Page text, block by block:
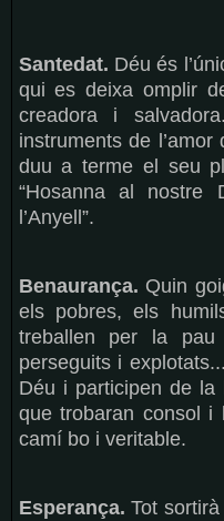
Santedat. Déu és
qui es deixa omplir
creadora i
instruments de
duu a terme el seu
“Hosanna al
l’Anyell”.
Benaurança. Quin
els pobres, els
treballen per la
perseguits i
Déu i participen de la
que trobaran consol i
camí bo i veritable.
Esperança. Tot